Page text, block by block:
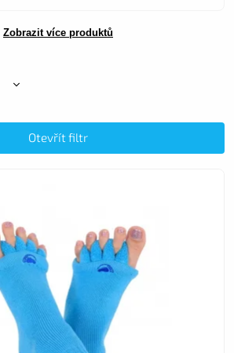
Zobrazit více produktů
Otevřít filtr